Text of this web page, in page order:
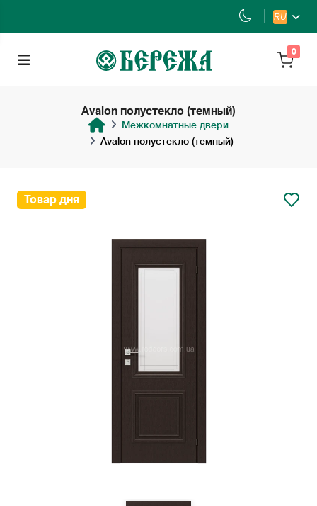
RU
0
Avalon полустекло (темный)
Межкомнатные двери
Avalon полустекло (темный)
Товар дня